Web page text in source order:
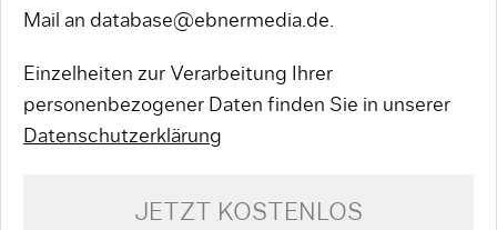
Mail an database@ebnermedia.de.
Einzelheiten zur Verarbeitung Ihrer
personenbezogener Daten finden Sie in unserer
Datenschutzerklärung
JETZT KOSTENLOS